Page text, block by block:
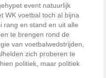
event natuurlijk
WK voetbal toch al bijna
rang en stand en uit alle
te brengen rond de
van voetbalwedstrijden,
zich proberen te
politiek, maar politiek